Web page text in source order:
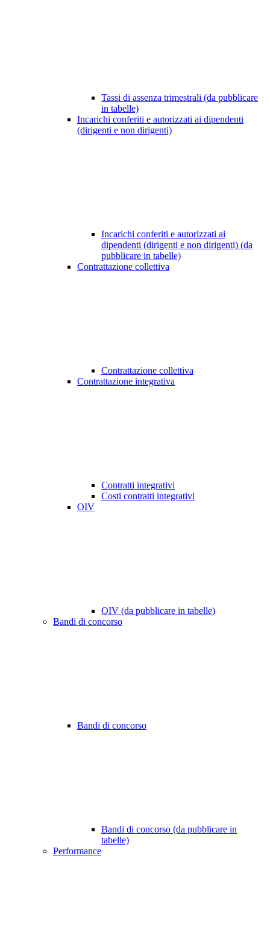
Tassi di assenza trimestrali (da pubblicare
in tabelle)
Incarichi conferiti e autorizzati ai dipendenti
(dirigenti e non dirigenti)
Incarichi conferiti e autorizzati ai
dipendenti (dirigenti e non dirigenti) (da
pubblicare in tabelle)
Contrattazione collettiva
Contrattazione collettiva
Contrattazione integrativa
Contratti integrativi
Costi contratti integrativi
OIV
OIV (da pubblicare in tabelle)
Bandi di concorso
Bandi di concorso
Bandi di concorso (da pubblicare in
tabelle)
Performance